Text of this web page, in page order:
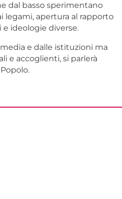
dal basso sperimentano
legami, apertura al rapporto
ideologie diverse.
e dalle istituzioni ma
e accoglienti, si parlerà